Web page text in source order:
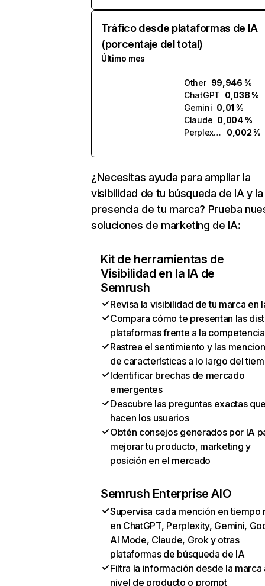
Tráfico desde plataformas de IA
(porcentaje del total)
Último mes
Other 99,946 %
ChatGPT 0,038 %
Gemini 0,01 %
Claude 0,004 %
Perplexity
0,002 %
¿Necesitas ayuda para ampliar la
visibilidad de tu búsqueda de IA y la
presencia de tu marca? Prueba
soluciones de marketing de IA:
Kit de herramientas de
Visibilidad en la IA de
Semrush
Revisa la visibilidad de tu marca en
Compara cómo te presentan las
plataformas frente a la competencia
Rastrea el sentimiento y las
de características a lo largo del
Identificar brechas de mercado
emergentes
Descubre las preguntas exactas
hacen los usuarios
Obtén consejos generados por IA
mejorar tu producto, marketing y
posición en el mercado
Semrush Enterprise AIO
Supervisa cada mención en tiempo
en ChatGPT, Perplexity, Gemini,
AI Mode, Claude, Grok y otras
plataformas de búsqueda de IA
Filtra la información desde la marca
nivel de producto o prompt